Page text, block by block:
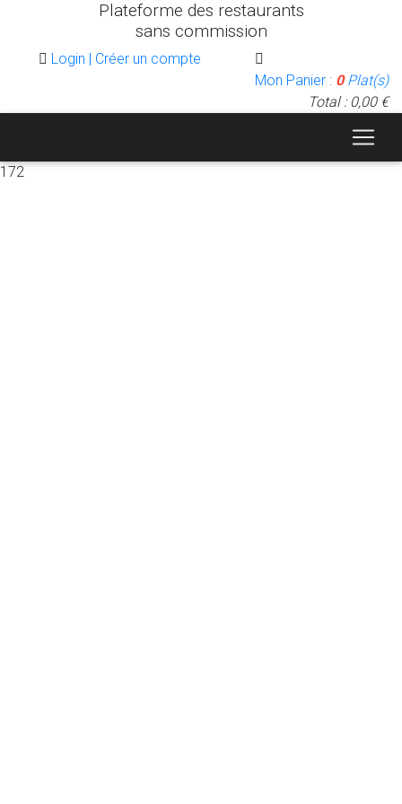
Plateforme des restaurants
sans commission
Login | Créer un compte
Mon Panier : 0Plat(s)
Total : 0,00 €
172